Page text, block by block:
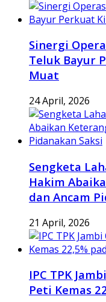
Sinergi
Teluk Bayur
Muat
24 April, 2026
Sengketa
Hakim
dan Ancam
21 April, 2026
IPC TPK
Peti Kemas